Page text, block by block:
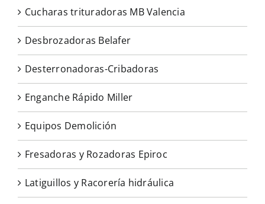
Cucharas trituradoras MB Valencia
Desbrozadoras Belafer
Desterronadoras-Cribadoras
Enganche Rápido Miller
Equipos Demolición
Fresadoras y Rozadoras Epiroc
Latiguillos y Racorería hidráulica